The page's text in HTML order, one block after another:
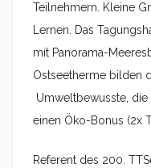
Teilnehmern. Kleine
Lernen. Das
mit Panorama-
Ostseetherme bilden
Umweltbewusste, die
einen Öko-Bonus (2x
Referent des 200.